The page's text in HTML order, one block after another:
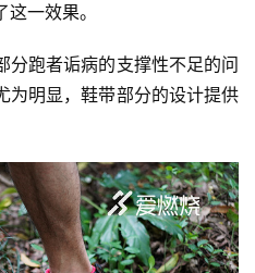
一效果。
分跑者诟病的支撑性不足的问
为明显，鞋带部分的设计提供